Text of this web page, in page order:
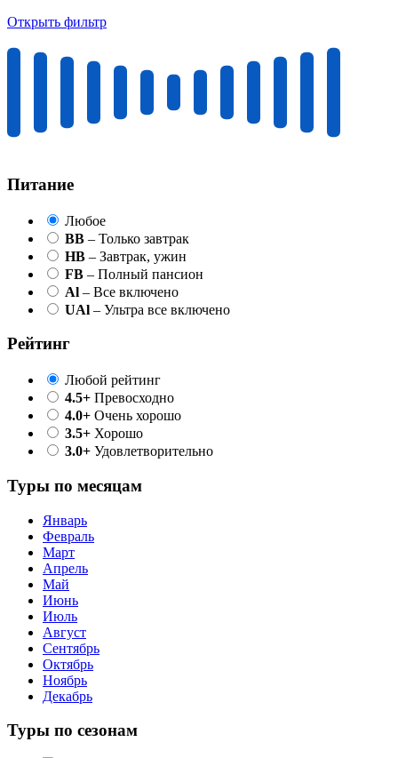
Открыть фильтр
Питание
Любое
BB – Только завтрак
HB – Завтрак, ужин
FB – Полный пансион
Al – Все включено
UAl – Ультра все включено
Рейтинг
Любой рейтинг
4.5+ Превосходно
4.0+ Очень хорошо
3.5+ Хорошо
3.0+ Удовлетворительно
Туры по месяцам
Январь
Февраль
Март
Апрель
Май
Июнь
Июль
Август
Сентябрь
Октябрь
Ноябрь
Декабрь
Туры по сезонам